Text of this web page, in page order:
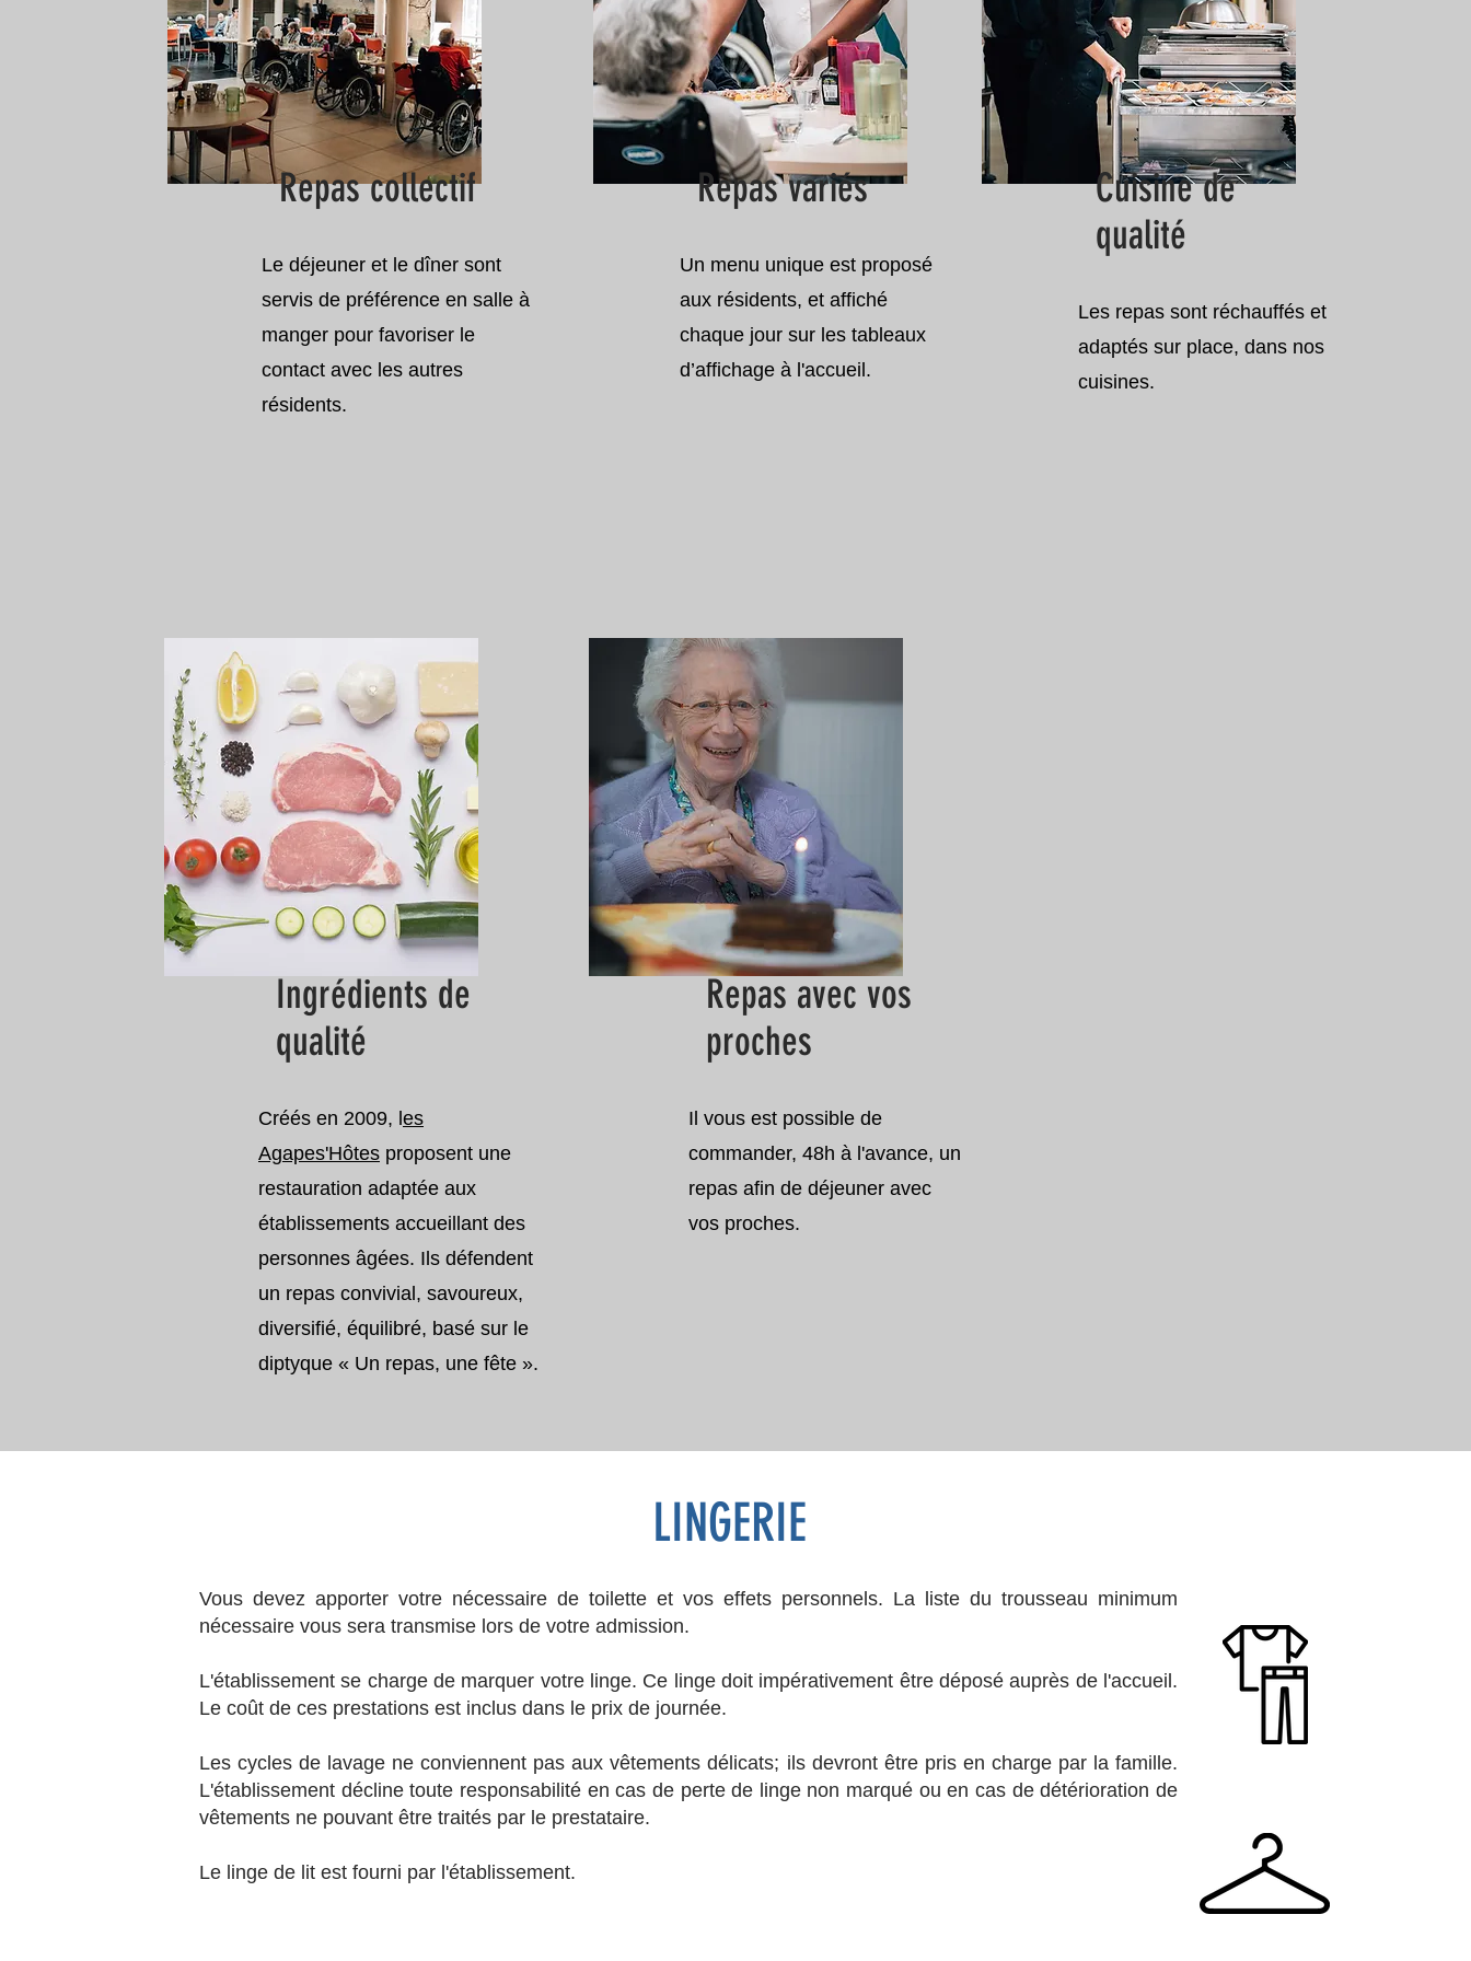
Repas collectif
Le déjeuner et le dîner sont
servis de préférence en salle à
manger pour favoriser le
contact avec les autres
résidents.
Repas variés
Un menu unique est proposé
aux résidents, et affiché
chaque jour sur les tableaux
d’affichage à l'accueil.
Cuisine de
qualité
Les repas sont réchauffés et
adaptés sur place, dans nos
cuisines.
Ingrédients de
qualité
Créés en 2009, l es
Agapes'Hôtes proposent une
restauration adaptée aux
établissements accueillant des
personnes âgées. Ils défendent
un repas convivial, savoureux,
diversifié, équilibré, basé sur le
diptyque « Un repas, une fête ».
Repas avec vos
proches
Il vous est possible de
commander, 48h à l'avance, un
repas afin de déjeuner avec
vos proches.
LINGERIE
Vous devez apporter votre nécessaire de toilette et vos effets personnels. La liste du trousseau minimum
nécessaire vous sera transmise lors de votre admission.
L'établissement se charge de marquer votre linge. Ce linge doit impérativement être déposé auprès de l'accueil.
Le coût de ces prestations est inclus dans le prix de journée.
Les cycles de lavage ne conviennent pas aux vêtements délicats; ils devront être pris en charge par la famille.
L'établissement décline toute responsabilité en cas de perte de linge non marqué ou en cas de détérioration de
vêtements ne pouvant être traités par le prestataire.
Le linge de lit est fourni par l'établissement.